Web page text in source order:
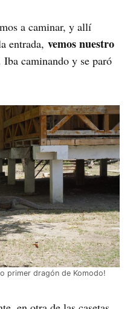
a caminar, y allí
entrada,vemos nuestro
Iba caminando y se paró
primer dragón de Komodo!